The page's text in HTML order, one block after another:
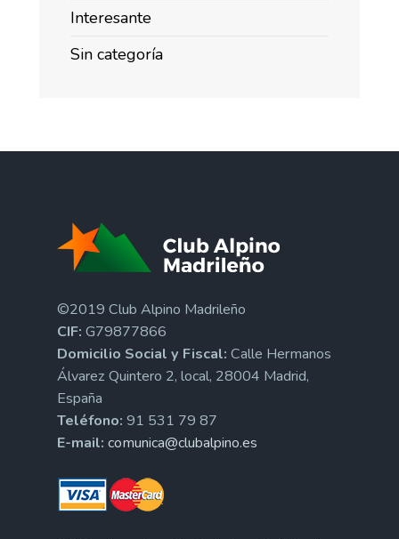
Interesante
Sin categoría
©2019 Club Alpino Madrileño
CIF: G79877866
Domicilio Social y Fiscal: Calle Hermanos
Álvarez Quintero 2, local, 28004 Madrid,
España
Teléfono: 91 531 79 87
E-mail: comunica@clubalpino.es